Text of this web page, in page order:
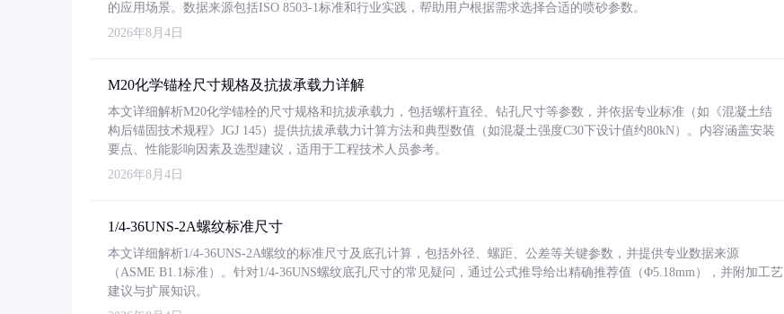
的应用场景。数据来源包括ISO 8503-1标准和行业实践，帮助用户根据需求选择合适的喷砂参数。
2026年8月4日
M20化学锚栓尺寸规格及抗拔承载力详解
本文详细解析M20化学锚栓的尺寸规格和抗拔承载力，包括螺杆直径、钻孔尺寸等参数，并依据专业标准（如《混凝土结
构后锚固技术规程》JGJ 145）提供抗拔承载力计算方法和典型数值（如混凝土强度C30下设计值约80kN）。内容涵盖安装
要点、性能影响因素及选型建议，适用于工程技术人员参考。
2026年8月4日
1/4-36UNS-2A螺纹标准尺寸
本文详细解析1/4-36UNS-2A螺纹的标准尺寸及底孔计算，包括外径、螺距、公差等关键参数，并提供专业数据来源
（ASME B1.1标准）。针对1/4-36UNS螺纹底孔尺寸的常见疑问，通过公式推导给出精确推荐值（Φ5.18mm），并附加工艺
建议与扩展知识。